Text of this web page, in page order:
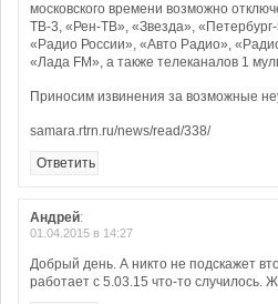
московского времени возможно
ТВ-3, «Рен-ТВ», «Звезда»,
«Радио России», «Авто Радио»,
«Лада FM», а также телеканалов 1
Приносим извинения за возможные
samara.rtrn.ru/news/read/338/
Ответить
Андрей:
01.04.2015 в 14:27
Добрый день. А никто не подскажет
работает с 5.03.15 что-то случилось.